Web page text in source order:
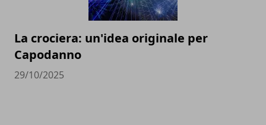
La crociera: un'idea originale per
Capodanno
29/10/2025